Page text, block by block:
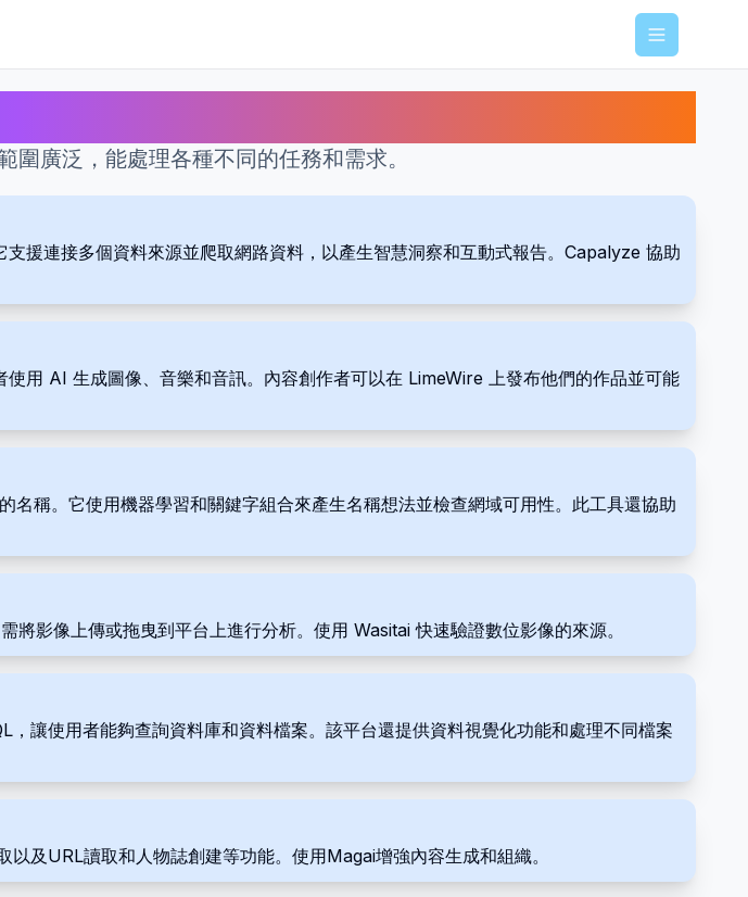
Menu
廣泛，能處理各種不同的任務和需求。
援連接多個資料來源並爬取網路資料，以產生智慧洞察和互動式報告。Capalyze 協助
用 AI 生成圖像、音樂和音訊。內容創作者可以在 LimeWire 上發布他們的作品並可能
稱。它使用機器學習和關鍵字組合來產生名稱想法並檢查網域可用性。此工具還協助
影像上傳或拖曳到平台上進行分析。使用 Wasitai 快速驗證數位影像的來源。
讓使用者能夠查詢資料庫和資料檔案。該平台還提供資料視覺化功能和處理不同檔案
及URL讀取和人物誌創建等功能。使用Magai增強內容生成和組織。